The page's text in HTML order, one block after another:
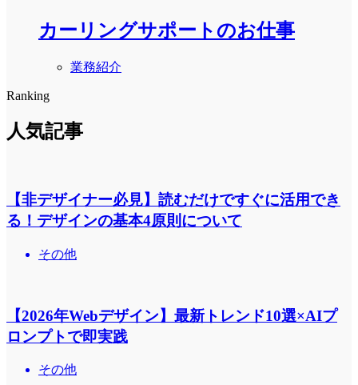
カーリングサポートのお仕事
業務紹介
Ranking
人気記事
【非デザイナー必見】読むだけですぐに活用でき
る！デザインの基本4原則について
その他
【2026年Webデザイン】最新トレンド10選×AIプ
ロンプトで即実践
その他